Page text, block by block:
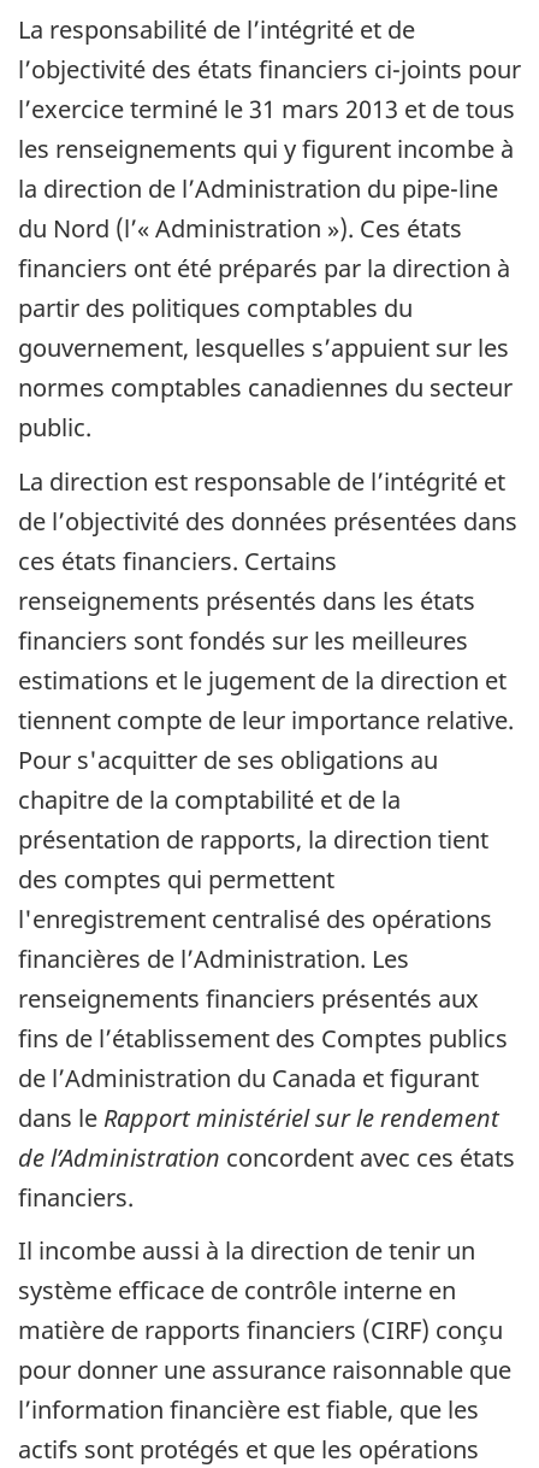
La responsabilité de l’intégrité et de
l’objectivité des états financiers ci-joints pour
l’exercice terminé le 31 mars 2013 et de tous
les renseignements qui y figurent incombe à
la direction de l’Administration du pipe-line
du Nord (l’« Administration »). Ces états
financiers ont été préparés par la direction à
partir des politiques comptables du
gouvernement, lesquelles s’appuient sur les
normes comptables canadiennes du secteur
public.
La direction est responsable de l’intégrité et
de l’objectivité des données présentées dans
ces états financiers. Certains
renseignements présentés dans les états
financiers sont fondés sur les meilleures
estimations et le jugement de la direction et
tiennent compte de leur importance relative.
Pour s'acquitter de ses obligations au
chapitre de la comptabilité et de la
présentation de rapports, la direction tient
des comptes qui permettent
l'enregistrement centralisé des opérations
financières de l’Administration. Les
renseignements financiers présentés aux
fins de l’établissement des Comptes publics
de l’Administration du Canada et figurant
dans le Rapport ministériel sur le rendement
de l’Administration concordent avec ces états
financiers.
Il incombe aussi à la direction de tenir un
système efficace de contrôle interne en
matière de rapports financiers (CIRF) conçu
pour donner une assurance raisonnable que
l’information financière est fiable, que les
actifs sont protégés et que les opérations